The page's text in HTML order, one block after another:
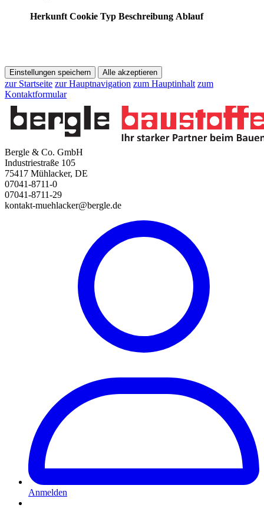
Herkunft Cookie Typ Beschreibung Ablauf
Einstellungen speichern Alle akzeptieren
zur Startseite zur Hauptnavigation zum Hauptinhalt zum
Kontaktformular
Bergle & Co. GmbH
Industriestraße 105
75417 Mühlacker, DE
07041-8711-0
07041-8711-29
kontakt-muehlacker@bergle.de
Anmelden